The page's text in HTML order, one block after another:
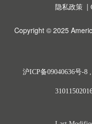
隐私政策|
Copyright © 2025
沪ICP备09040636号-8,